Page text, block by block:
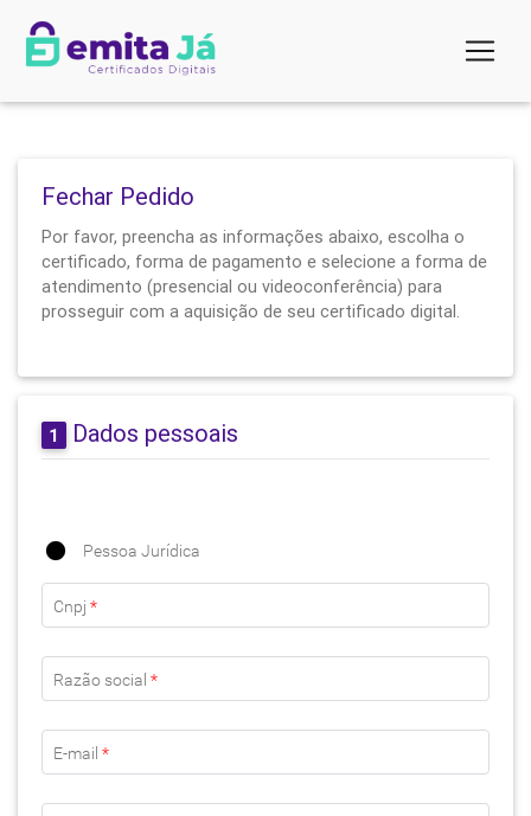
Fechar Pedido
Por favor, preencha as informações abaixo, escolha o
certificado, forma de pagamento e selecione a forma de
atendimento (presencial ou videoconferência) para
prosseguir com a aquisição de seu certificado digital.
1 Dados pessoais
Pessoa Jurídica
Cnpj *
Razão social *
E-mail *